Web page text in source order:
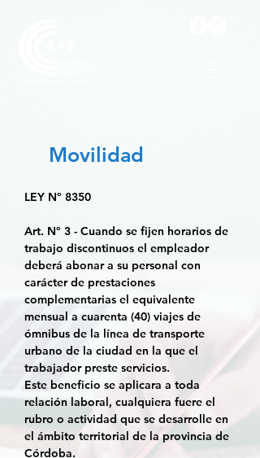
Movilidad
LEY Nº 8350
Art. Nº 3 - Cuando se fijen horarios de
trabajo discontinuos el empleador
deberá abonar a su personal con
carácter de prestaciones
complementarias el equivalente
mensual a cuarenta (40) viajes de
ómnibus de la línea de transporte
urbano de la ciudad en la que el
trabajador preste servicios.
Este beneficio se aplicara a toda
relación laboral, cualquiera fuere el
rubro o actividad que se desarrolle en
el ámbito territorial de la provincia de
Córdoba.